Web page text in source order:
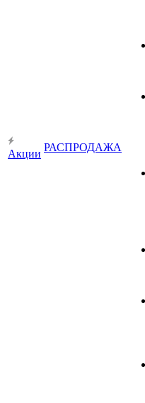
Акции
РАСПРОДАЖА